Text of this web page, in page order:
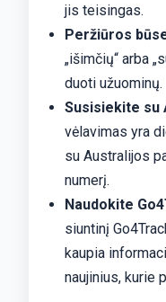
jis teisingas.
Peržiūros
„išimčių“ arba
duoti užuominų.
Susisiekite su
vėlavimas yra
su Australijos
numerį.
Naudokite
siuntinį
kaupia
naujinius, kurie